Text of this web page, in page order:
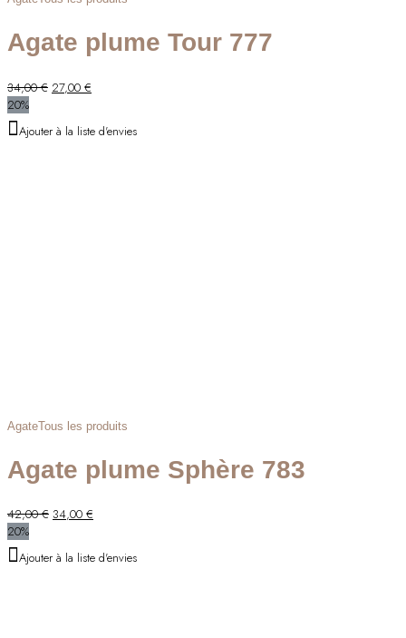
Agate plume Tour 777
34,00€ Le
était :
27,00 €
est :
20%
Ajouter à la liste d'envies
AgateTous les produits
Agate plume Sphère 783
42,00€ Le
était :
34,00 €
est :
20%
Ajouter à la liste d'envies